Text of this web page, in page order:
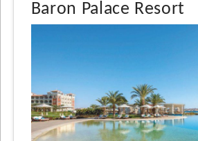
Baron Palace Resort